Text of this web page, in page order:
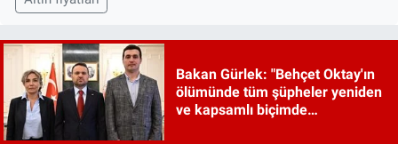
Bakan Gürlek: "Behçet Oktay'ın
ölümünde tüm şüpheler yeniden
ve kapsamlı biçimde